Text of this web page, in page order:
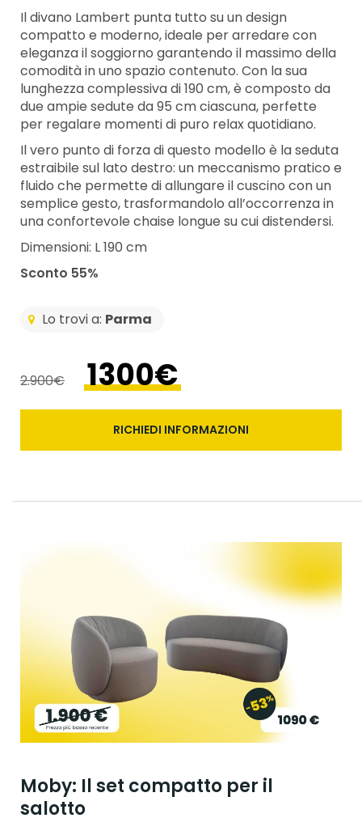
Il divano Lambert punta tutto su un design
compatto e moderno, ideale per arredare con
eleganza il soggiorno garantendo il massimo della
comodità in uno spazio contenuto. Con la sua
lunghezza complessiva di 190 cm, è composto da
due ampie sedute da 95 cm ciascuna, perfette
per regalare momenti di puro relax quotidiano.
Il vero punto di forza di questo modello è la seduta
estraibile sul lato destro: un meccanismo pratico e
fluido che permette di allungare il cuscino con un
semplice gesto, trasformandolo all’occorrenza in
una confortevole chaise longue su cui distendersi.
Dimensioni: L 190 cm
Sconto 55%
Lo trovi a: Parma
2.900€ 1300€
RICHIEDI INFORMAZIONI
Moby: Il set compatto per il
salotto